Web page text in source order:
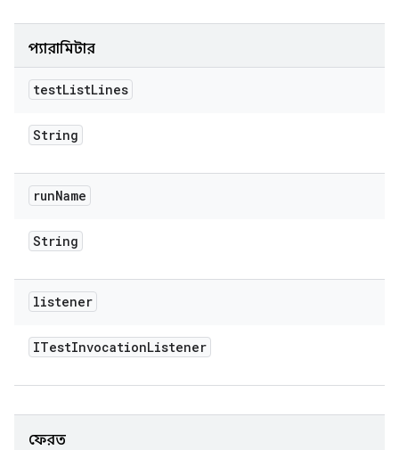
প্যারামিটার
testListLines
String
runName
String
listener
ITestInvocationListener
ফেরত